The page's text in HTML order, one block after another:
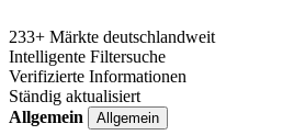
233+ Märkte deutschlandweit
Intelligente Filtersuche
Verifizierte Informationen
Ständig aktualisiert
Allgemein
Allgemein